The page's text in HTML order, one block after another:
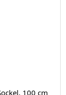
100 cm